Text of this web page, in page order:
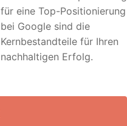
für eine Top-Positionierung
bei Google sind die
Kernbestandteile für Ihren
nachhaltigen Erfolg.